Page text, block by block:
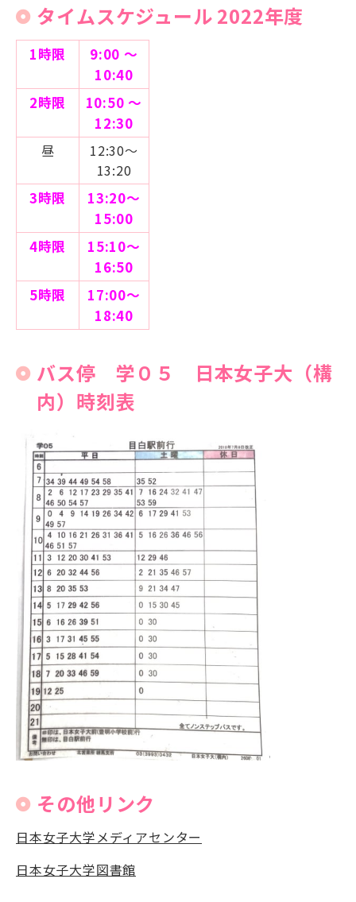
タイムスケジュール 2022年度
1時限
9:00 ～
10:40
2時限
10:50 ～
12:30
昼
12:30～
13:20
3時限
13:20～
15:00
4時限
15:10～
16:50
5時限
17:00～
18:40
バス停 学０５ 日本女子大（構
内）時刻表
その他リンク
日本女子大学メディアセンター
日本女子大学図書館